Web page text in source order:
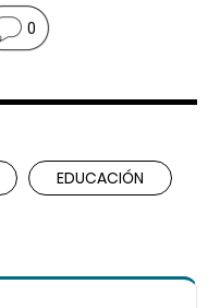
0
EDUCACIÓN